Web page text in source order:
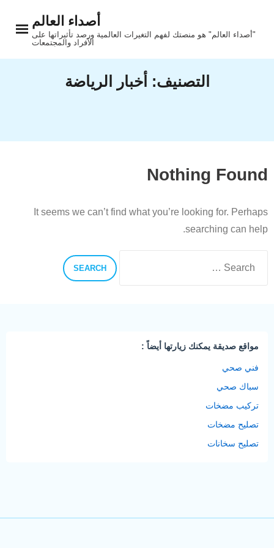
أصداء العالم
"أصداء العالم" هو منصتك لفهم التغيرات العالمية ورصد تأثيراتها على
الأفراد والمجتمعات
التصنيف: أخبار الرياضة
Nothing Found
It seems we can’t find what you’re looking for. Perhaps
searching can help.
مواقع صديقة يمكنك زيارتها أيضاً :
فني صحي
سباك صحي
تركيب مضخات
تصليح مضخات
تصليح سخانات